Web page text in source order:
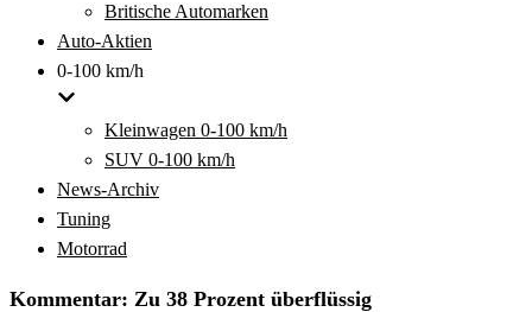
Britische Automarken
Auto-Aktien
0-100 km/h
Kleinwagen 0-100 km/h
SUV 0-100 km/h
News-Archiv
Tuning
Motorrad
Kommentar: Zu 38 Prozent überflüssig